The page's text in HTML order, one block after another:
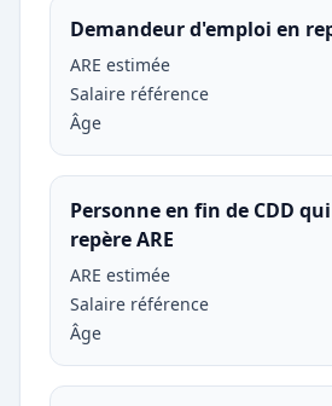
Demandeur d'emploi en
ARE estimée
Salaire référence
Âge
Personne en fin de CDD
repère ARE
ARE estimée
Salaire référence
Âge